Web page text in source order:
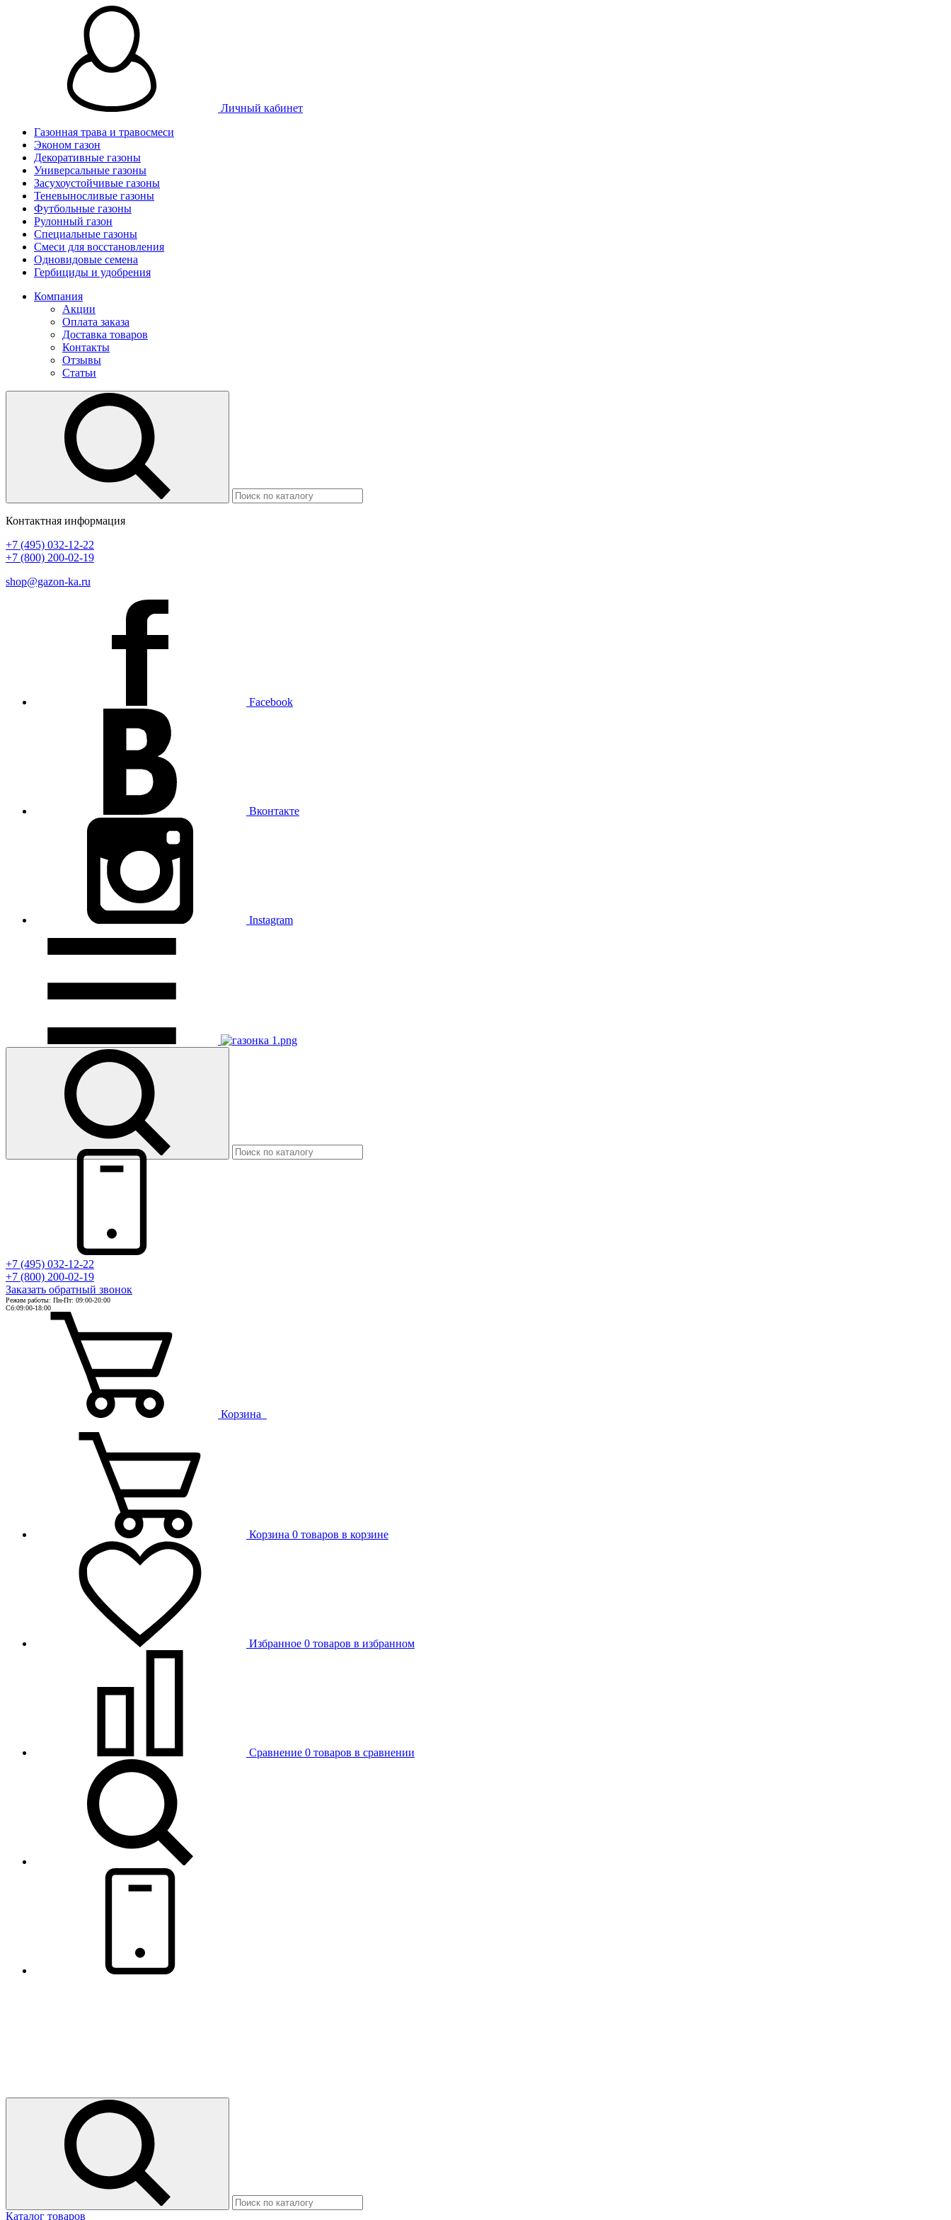
Личный кабинет
Газонная трава и травосмеси
Эконом газон
Декоративные газоны
Универсальные газоны
Засухоустойчивые газоны
Теневыносливые газоны
Футбольные газоны
Рулонный газон
Специальные газоны
Смеси для восстановления
Одновидовые семена
Гербициды и удобрения
Компания
Акции
Оплата заказа
Доставка товаров
Контакты
Отзывы
Статьи
Контактная информация
+7 (495) 032-12-22
+7 (800) 200-02-19
shop@gazon-ka.ru
Facebook
Вконтакте
Instagram
+7 (495) 032-12-22
+7 (800) 200-02-19
Заказать обратный звонок
Режим работы: Пн-Пт: 09:00-20:00
Сб:09:00-18:00
Корзина
Корзина 0 товаров в корзине
Избранное 0 товаров в избранном
Сравнение 0 товаров в сравнении
Каталог товаров